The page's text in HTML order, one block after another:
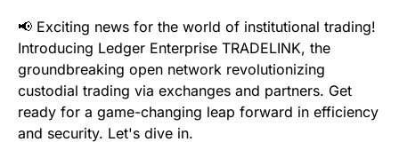
📢 Exciting news for the world of institutional trading!
Introducing Ledger Enterprise TRADELINK, the
groundbreaking open network revolutionizing
custodial trading via exchanges and partners. Get
ready for a game-changing leap forward in efficiency
and security. Let's dive in.